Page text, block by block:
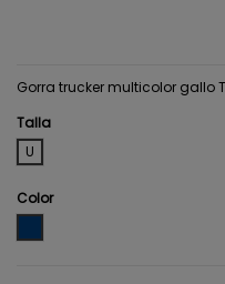
Gorra trucker multicolor gallo
Talla
U
Color